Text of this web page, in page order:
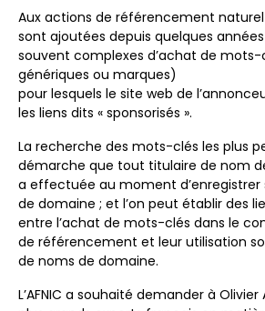
Aux actions de référencement naturel
sont ajoutées depuis quelques
souvent complexes d’achat de
génériques ou marques)
pour lesquels le site web de
les liens dits « sponsorisés ».
La recherche des mots-clés les plus
démarche que tout titulaire de nom
a effectuée au moment d’enregistrer
de domaine ; et l’on peut établir des
entre l’achat de mots-clés dans le
de référencement et leur utilisation
de noms de domaine.
L’AFNIC a souhaité demander à Olivier